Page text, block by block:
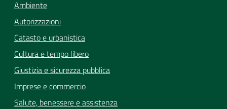
Ambiente
Autorizzazioni
Catasto e urbanistica
Cultura e tempo libero
Giustizia e sicurezza pubblica
Imprese e commercio
Salute, benessere e assistenza